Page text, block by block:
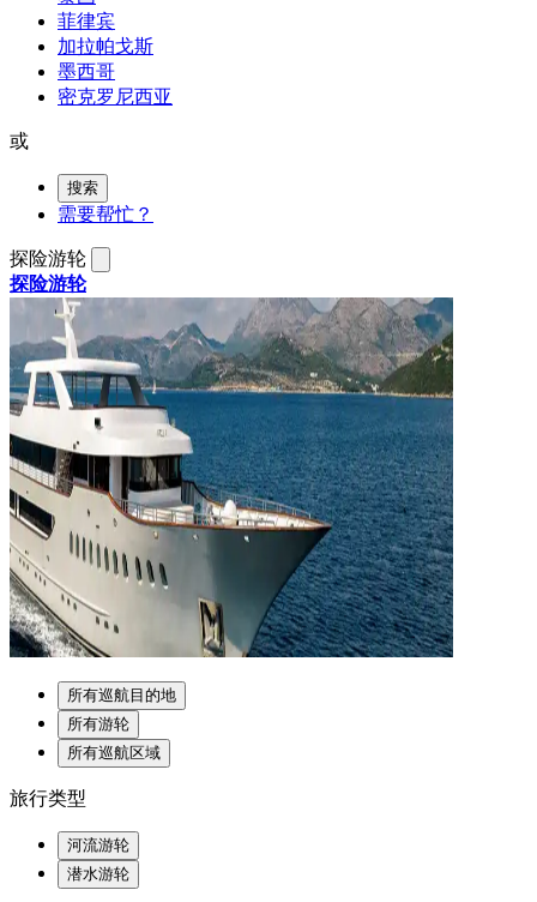
菲律宾
加拉帕戈斯
墨西哥
密克罗尼西亚
或
搜索
需要帮忙？
探险游轮
探险游轮
所有巡航目的地
所有游轮
所有巡航区域
旅行类型
河流游轮
潜水游轮